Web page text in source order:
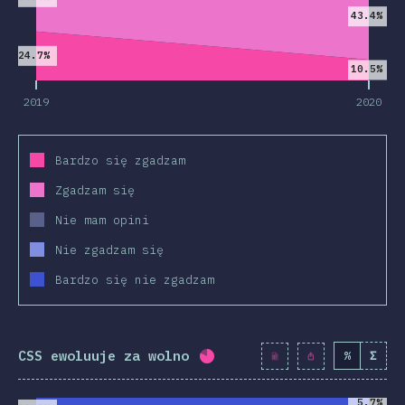
i selektory
CSS
CSS
in-JS
2019 2020
24.7%
10.5%
43.4%
Bardzo się zgadzam
Zgadzam się
Nie mam opini
Nie zgadzam się
Bardzo się nie zgadzam
CSS ewoluuje za wolno Procent ukończenia: 80.4
% Σ
2019 2020
5.7%